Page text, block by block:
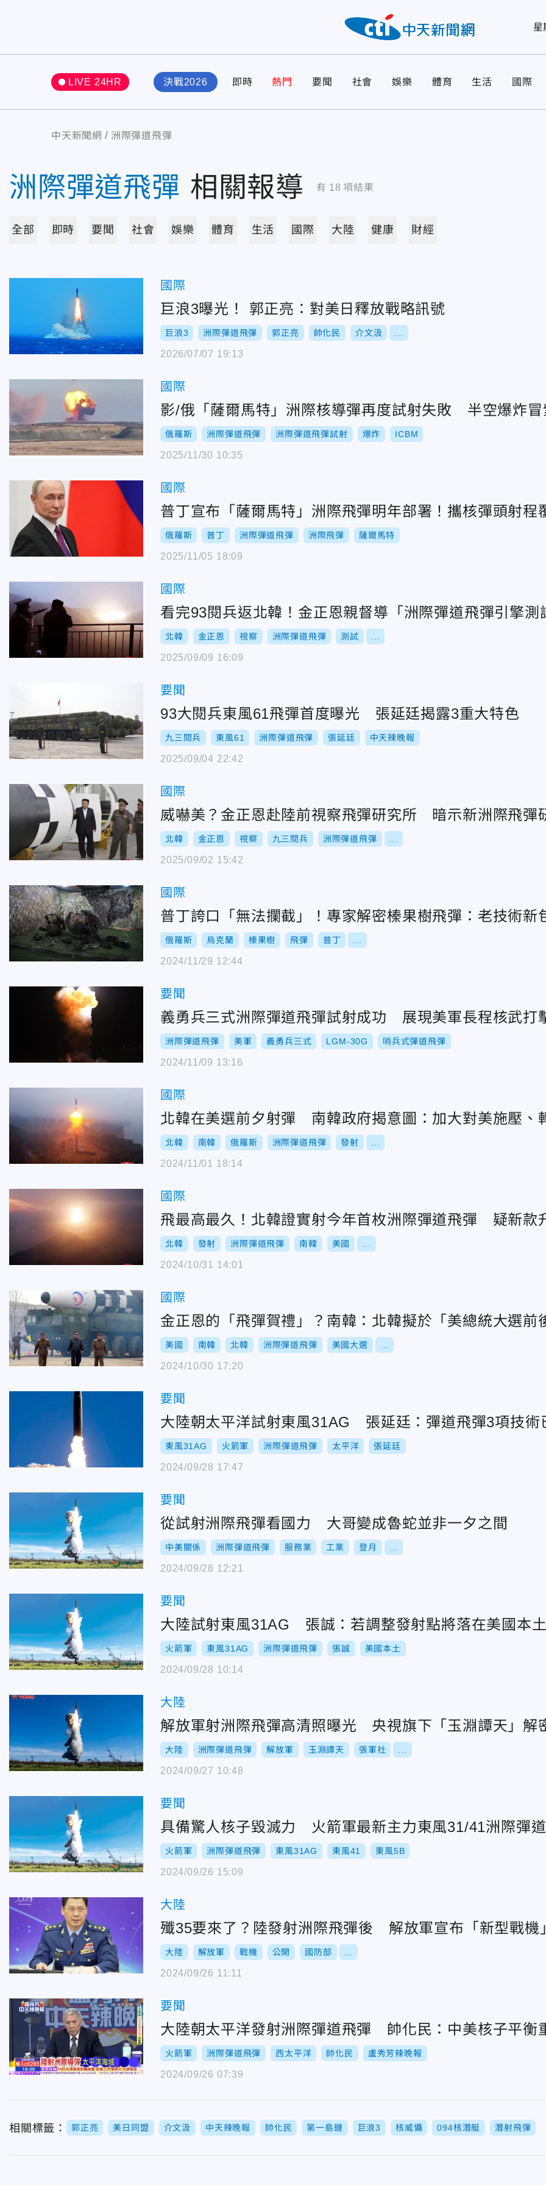
星
LIVE 24HR 決戰2026 即時 熱門 要聞 社會 娛樂 體育 生活 國際
中天新聞網 洲際彈道飛彈
洲際彈道飛彈 相關報導 有 18 項結果
全部 即時 要聞 社會 娛樂 體育 生活 國際 大陸 健康 財經
國際
巨浪3曝光！ 郭正亮：對美日釋放戰略訊號
巨浪3 洲際彈道飛彈 郭正亮 帥化民 介文汲
2026/07/07 19:13
國際
影/俄「薩爾馬特」洲際核導彈再度試射失敗 半空爆炸冒
俄羅斯 洲際彈道飛彈 洲際彈道飛彈試射 爆炸 ICBM
2025/11/30 10:35
國際
普丁宣布「薩爾馬特」洲際飛彈明年部署！攜核彈頭射程
俄羅斯 普丁 洲際彈道飛彈 洲際飛彈 薩爾馬特
2025/11/05 18:09
國際
看完93閱兵返北韓！金正恩親督導「洲際彈道飛彈引擎測
北韓 金正恩 視察 洲際彈道飛彈 測試
2025/09/09 16:09
要聞
93大閱兵東風61飛彈首度曝光 張延廷揭露3重大特色
九三閱兵 東風61 洲際彈道飛彈 張延廷 中天辣晚報
2025/09/04 22:42
國際
威嚇美？金正恩赴陸前視察飛彈研究所 暗示新洲際飛彈
北韓 金正恩 視察 九三閱兵 洲際彈道飛彈
2025/09/02 15:42
國際
普丁誇口「無法攔截」！專家解密榛果樹飛彈：老技術新
俄羅斯 烏克蘭 榛果樹 飛彈 普丁
2024/11/29 12:44
要聞
義勇兵三式洲際彈道飛彈試射成功 展現美軍長程核武打
洲際彈道飛彈 美軍 義勇兵三式 LGM-30G 哨兵式彈道飛彈
2024/11/09 13:16
國際
北韓在美選前夕射彈 南韓政府揭意圖：加大對美施壓、
北韓 南韓 俄羅斯 洲際彈道飛彈 發射
2024/11/01 18:14
國際
飛最高最久！北韓證實射今年首枚洲際彈道飛彈 疑新款
北韓 發射 洲際彈道飛彈 南韓 美國
2024/10/31 14:01
國際
金正恩的「飛彈賀禮」？南韓：北韓擬於「美總統大選前
美國 南韓 北韓 洲際彈道飛彈 美國大選
2024/10/30 17:20
要聞
大陸朝太平洋試射東風31AG 張延廷：彈道飛彈3項技術
東風31AG 火箭軍 洲際彈道飛彈 太平洋 張延廷
2024/09/28 17:47
要聞
從試射洲際飛彈看國力 大哥變成魯蛇並非一夕之間
中美關係 洲際彈道飛彈 服務業 工業 登月
2024/09/28 12:21
要聞
大陸試射東風31AG 張誠：若調整發射點將落在美國本
火箭軍 東風31AG 洲際彈道飛彈 張誠 美國本土
2024/09/28 10:14
大陸
解放軍射洲際飛彈高清照曝光 央視旗下「玉淵譚天」解
大陸 洲際彈道飛彈 解放軍 玉淵譚天 張軍社
2024/09/27 10:48
要聞
具備驚人核子毀滅力 火箭軍最新主力東風31/41洲際彈
火箭軍 洲際彈道飛彈 東風31AG 東風41 東風5B
2024/09/26 15:09
大陸
殲35要來了？陸發射洲際飛彈後 解放軍宣布「新型戰機
大陸 解放軍 戰機 公開 國防部
2024/09/26 11:11
要聞
大陸朝太平洋發射洲際彈道飛彈 帥化民：中美核子平衡
火箭軍 洲際彈道飛彈 西太平洋 帥化民 盧秀芳辣晚報
2024/09/26 07:39
相關標籤： 郭正亮 美日同盟 介文汲 中天辣晚報 帥化民 第一島鏈 巨浪3 核威懾 094核潛艇 潛射飛彈